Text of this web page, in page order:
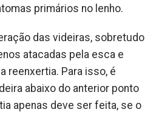
primários no lenho.
das videiras, sobretudo
atacadas pela esca e
reenxertia. Para isso, é
abaixo do anterior ponto
apenas deve ser feita, se o